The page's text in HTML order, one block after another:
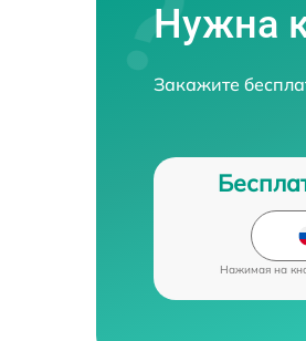
Нужна
Закажите
Нажимая на